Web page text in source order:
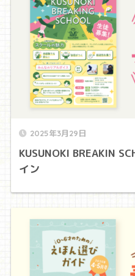
2025年3月29日
KUSUNOKI BREAKIN
イン